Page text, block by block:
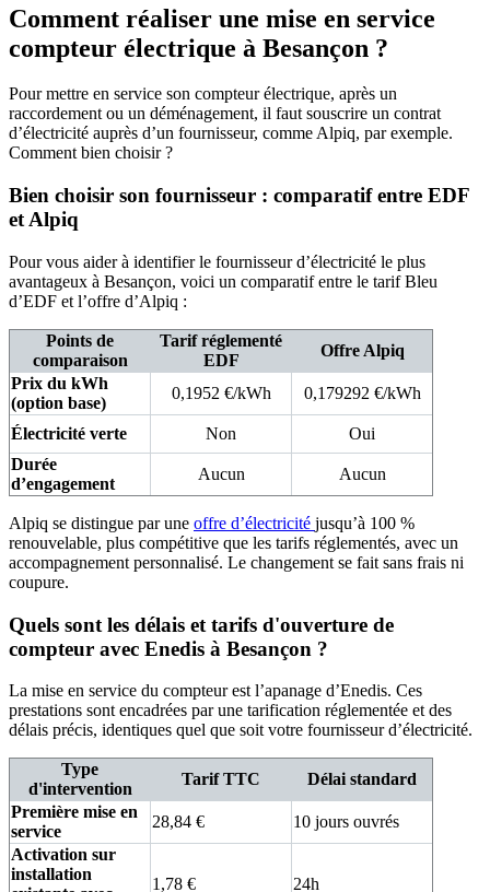
Comment réaliser une mise en service
compteur électrique à Besançon ?
Pour mettre en service son compteur électrique, après un
raccordement ou un déménagement, il faut souscrire un contrat
d’électricité auprès d’un fournisseur, comme Alpiq, par exemple.
Comment bien choisir ?
Bien choisir son fournisseur : comparatif entre EDF
et Alpiq
Pour vous aider à identifier le fournisseur d’électricité le plus
avantageux à Besançon, voici un comparatif entre le tarif Bleu
d’EDF et l’offre d’Alpiq :
Points de
comparaison
Tarif réglementé
EDF
Offre Alpiq
Prix du kWh
(option base)
0,1952 €/kWh 0,179292 €/kWh
Électricité verte Non
Oui
Durée
d’engagement
Aucun Aucun
Alpiq se distingue par une offre d’électricité jusqu’à 100 %
renouvelable, plus compétitive que les tarifs réglementés, avec un
accompagnement personnalisé. Le changement se fait sans frais ni
coupure.
Quels sont les délais et tarifs d'ouverture de
compteur avec Enedis à Besançon ?
La mise en service du compteur est l’apanage d’Enedis. Ces
prestations sont encadrées par une tarification réglementée et des
délais précis, identiques quel que soit votre fournisseur d’électricité.
Type
d'intervention
Tarif TTC
Délai standard
Première mise en
service
28,84 €
10 jours ouvrés
Activation sur
installation
1,78 € 24h